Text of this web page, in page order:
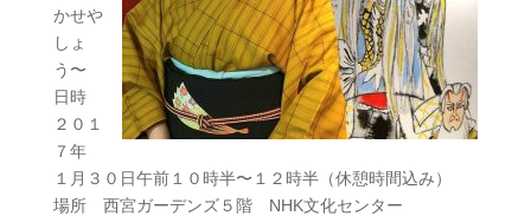
かせや
しょ
う〜
日時
２０１
７年
１月３０日午前１０時半〜１２時半（休憩時間込み）
場所 西宮ガーデンズ５階 NHK文化センター